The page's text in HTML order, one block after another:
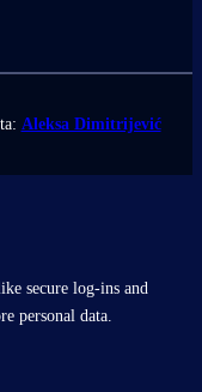
Aleksa Dimitrijević
secure log-ins and
personal data.